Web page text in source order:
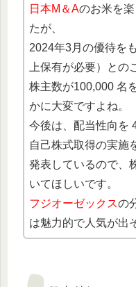
日本M＆Aのお米を
たが、
2024年3月の優待を
上保有が必要）との
株主数が100,000 名
かに大変ですよね。
今後は、配当性向を
自己株式取得の実施
発表しているので、
いてほしいです。
フジオーゼックスの
は魅力的で人気が出